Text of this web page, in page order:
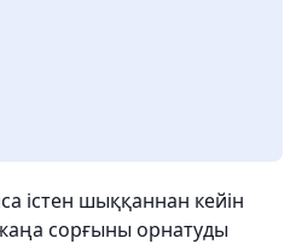
істен шыққаннан кейін
сорғыны орнатуды